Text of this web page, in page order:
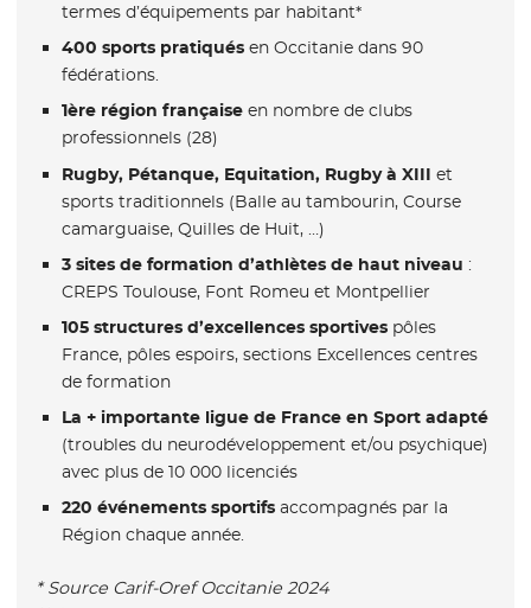
termes d’équipements par habitant*
400 sports pratiquésen Occitanie dans 90
fédérations.
1ère région françaiseen nombre de clubs
professionnels (28)
Rugby, Pétanque, Equitation, Rugby à XIII et
sports traditionnels (Balle au tambourin, Course
camarguaise, Quilles de Huit, …)
3 sites de formation d’athlètes de haut niveau :
CREPS Toulouse, Font Romeu et Montpellier
105 structures d’excellences sportivespôles
France, pôles espoirs, sections Excellences centres
de formation
La + importante ligue de France en Sport adapté
(troubles du neurodéveloppement et/ou psychique)
avec plus de 10 000 licenciés
220 événements sportifsaccompagnés par la
Région chaque année.
* Source Carif-Oref Occitanie 2024